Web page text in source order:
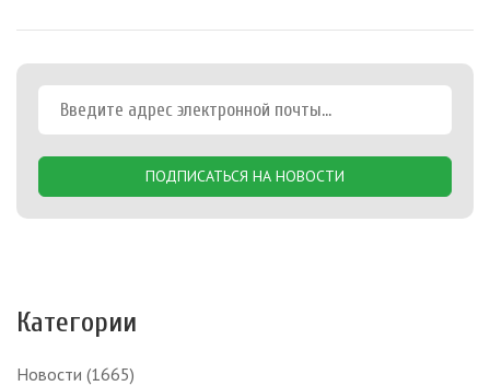
ПОДПИСАТЬСЯ НА НОВОСТИ
Категории
Новости (1665)